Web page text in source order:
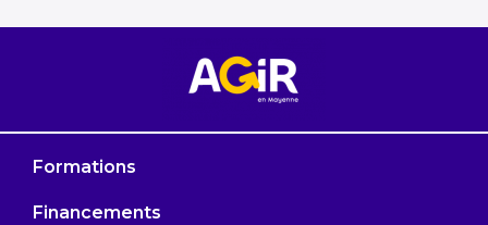
Formations
Financements